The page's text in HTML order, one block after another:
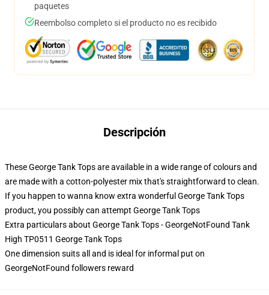
paquetes
Reembolso completo si el producto no es recibido
Descripción
These George Tank Tops are available in a wide range of colours and
are made with a cotton-polyester mix that's straightforward to clean.
If you happen to wanna know extra wonderful George Tank Tops
product, you possibly can attempt George Tank Tops
Extra particulars about George Tank Tops - GeorgeNotFound Tank
High TP0511 George Tank Tops
One dimension suits all and is ideal for informal put on
GeorgeNotFound followers reward